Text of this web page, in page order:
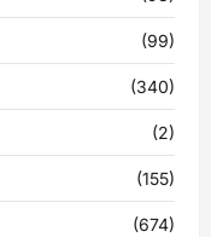
(99)
(340)
(2)
(155)
(674)